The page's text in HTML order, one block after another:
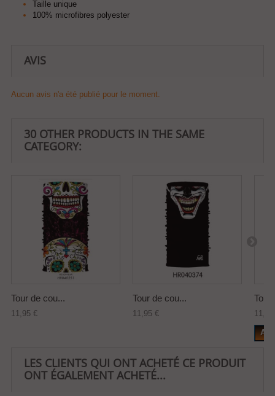
Taille unique
100% microfibres polyester
AVIS
Aucun avis n'a été publié pour le moment.
30 OTHER PRODUCTS IN THE SAME
CATEGORY:
Tour de cou...
11,95 €
Tour de cou...
11,95 €
Tour
LES CLIENTS QUI ONT ACHETÉ CE PRODUIT
ONT ÉGALEMENT ACHETÉ...